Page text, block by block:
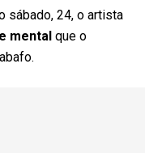
sábado, 24, o artista
mental que o